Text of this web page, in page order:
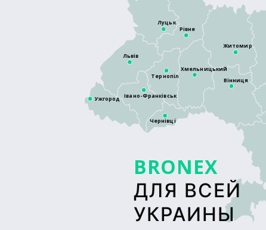
BRONEX
ДЛЯ ВСЕЙ
УКРАИНЫ
Луцьк
Житомир
Тернопіль
Рівне
Львів
Ужгород
Чернівці
Вінниця
Хмельницький
Івано-Франківськ